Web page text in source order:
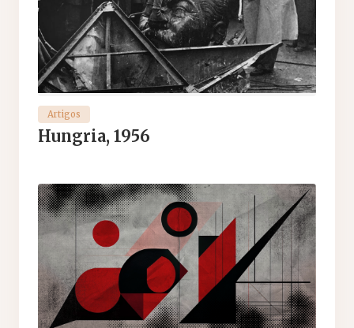
Artigos
Hungria, 1956